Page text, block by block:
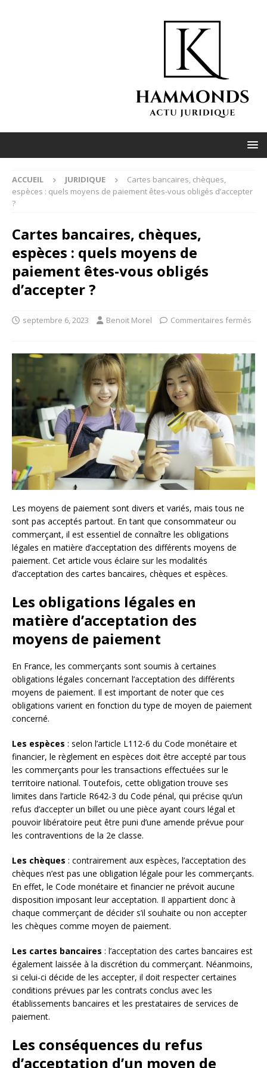
ACCUEIL JURIDIQUE
Cartes bancaires, chèques,
espèces : quels moyens de paiement êtes-vous obligés d’accepter
?
Cartes bancaires, chèques,
espèces : quels moyens de
paiement êtes-vous obligés
d’accepter ?
septembre 6, 2023 Benoit Morel Commentaires fermés
Les moyens de paiement sont divers et variés, mais tous ne
sont pas acceptés partout. En tant que consommateur ou
commerçant, il est essentiel de connaître les obligations
légales en matière d’acceptation des différents moyens de
paiement. Cet article vous éclaire sur les modalités
d’acceptation des cartes bancaires, chèques et espèces.
Les obligations légales en
matière d’acceptation des
moyens de paiement
En France, les commerçants sont soumis à certaines
obligations légales concernant l’acceptation des différents
moyens de paiement. Il est important de noter que ces
obligations varient en fonction du type de moyen de paiement
concerné.
Les espèces : selon l’article L112-6 du Code monétaire et
financier, le règlement en espèces doit être accepté par tous
les commerçants pour les transactions effectuées sur le
territoire national. Toutefois, cette obligation trouve ses
limites dans l’article R642-3 du Code pénal, qui précise qu’un
refus d’accepter un billet ou une pièce ayant cours légal et
pouvoir libératoire peut être puni d’une amende prévue pour
les contraventions de la 2e classe.
Les chèques : contrairement aux espèces, l’acceptation des
chèques n’est pas une obligation légale pour les commerçants.
En effet, le Code monétaire et financier ne prévoit aucune
disposition imposant leur acceptation. Il appartient donc à
chaque commerçant de décider s’il souhaite ou non accepter
les chèques comme moyen de paiement.
Les cartes bancaires : l’acceptation des cartes bancaires est
également laissée à la discrétion du commerçant. Néanmoins,
si celui-ci décide de les accepter, il doit respecter certaines
conditions prévues par les contrats conclus avec les
établissements bancaires et les prestataires de services de
paiement.
Les conséquences du refus
d’acceptation d’un moyen de